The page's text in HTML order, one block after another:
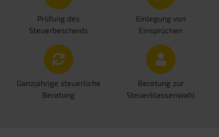
Prüfung des
Steuerbescheids
Einlegung von
Einsprüchen
Ganzjährige steuerliche
Beratung
Beratung zur
Steuerklassenwahl